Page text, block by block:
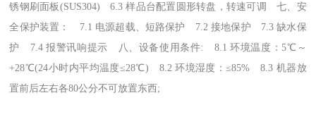
锈钢刷面板(SUS304) 6.3 样品台配置圆形转盘，转速可调 七、安
全保护装置： 7.1 电源超载、短路保护 7.2 接地保护 7.3 缺水保
护 7.4 报警讯响提示 八、设备使用条件: 8.1 环境温度：5℃～
+28℃(24小时内平均温度≤28℃) 8.2 环境湿度：≤85% 8.3 机器放
置前后左右各80公分不可放置东西;